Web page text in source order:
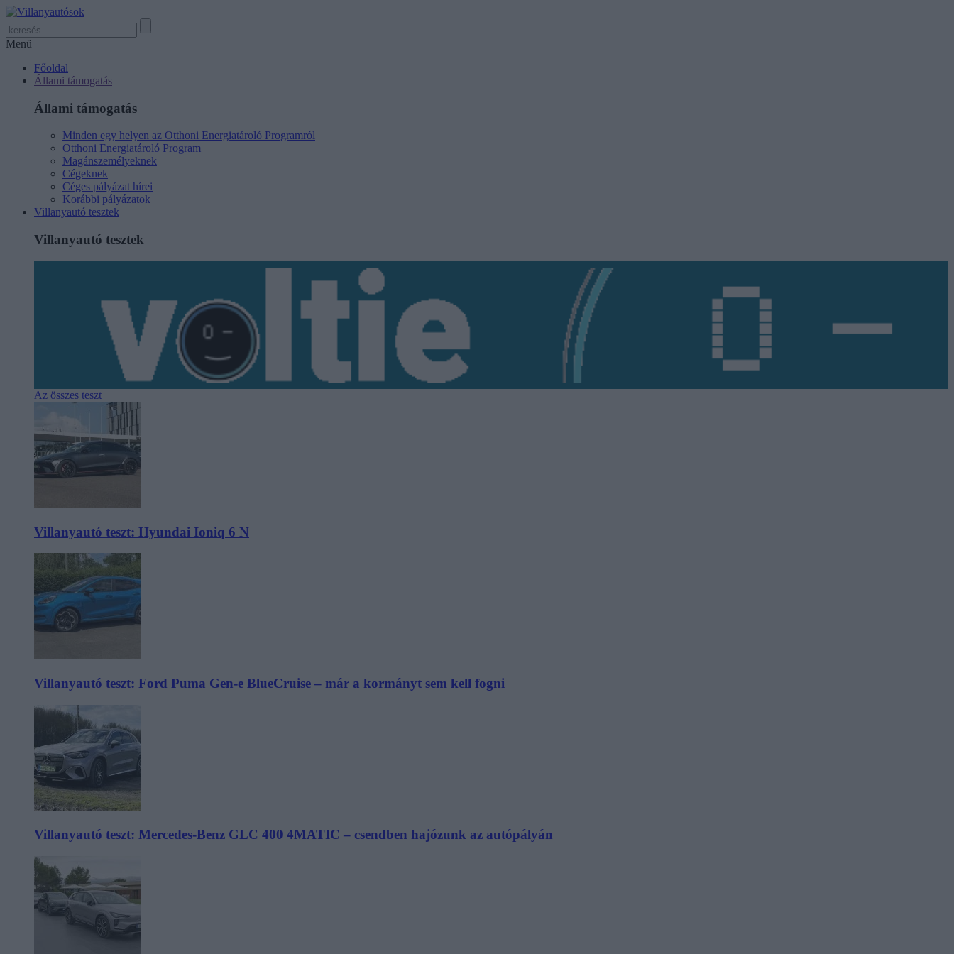
Menü
Főoldal
Állami támogatás
Állami támogatás
Minden egy helyen az Otthoni Energiatároló Programról
Otthoni Energiatároló Program
Magánszemélyeknek
Cégeknek
Céges pályázat hírei
Korábbi pályázatok
Villanyautó tesztek
Villanyautó tesztek
Az összes teszt
Villanyautó teszt: Hyundai Ioniq 6 N
Villanyautó teszt: Ford Puma Gen-e BlueCruise – már a kormányt sem kell fogni
Villanyautó teszt: Mercedes-Benz GLC 400 4MATIC – csendben hajózunk az autópályán